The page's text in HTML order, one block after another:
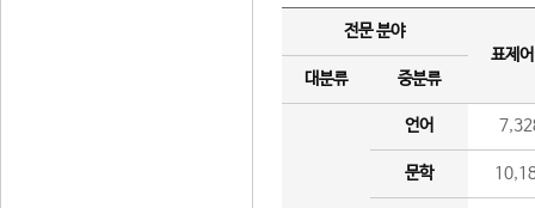
전문 분야
표제
대분류
중분류
언어
문학